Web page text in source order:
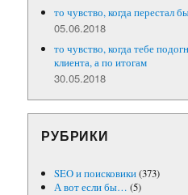
то чувство, когда перестал
05.06.2018
то чувство, когда тебе
клиента, а по итогам
30.05.2018
РУБРИКИ
SEO и поисковики(373)
А вот если бы… (5)